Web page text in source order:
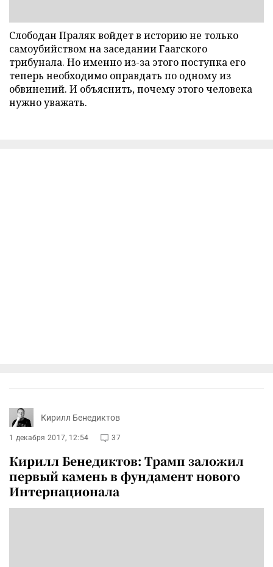
Слободан Праляк войдет в историю не только
самоубийством на заседании Гаагского
трибунала. Но именно из-за этого поступка его
теперь необходимо оправдать по одному из
обвинений. И объяснить, почему этого человека
нужно уважать.
Кирилл Бенедиктов
1 декабря 2017, 12:54 37
Кирилл Бенедиктов: Трамп заложил
первый камень в фундамент нового
Интернационала